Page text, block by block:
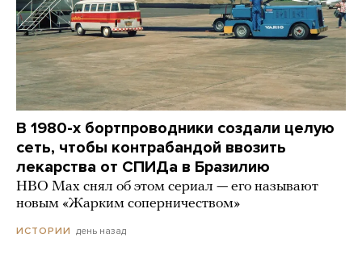
В 1980-х бортпроводники создали целую
сеть, чтобы контрабандой ввозить
лекарства от СПИДа в Бразилию
HBO Max снял об этом сериал — его называют
новым «Жарким соперничеством»
ИСТОРИИ день назад